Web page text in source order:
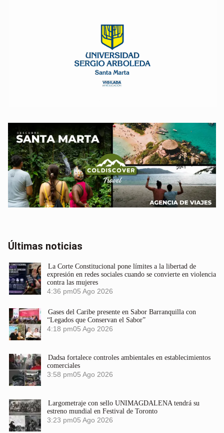
Últimas noticias
La Corte Constitucional pone límites a la libertad de
expresión en redes sociales cuando se convierte en violencia
contra las mujeres
4:36 pm05 Ago 2026
Gases del Caribe presente en Sabor Barranquilla con
“Legados que Conservan el Sabor”
4:18 pm05 Ago 2026
Dadsa fortalece controles ambientales en establecimientos
comerciales
3:58 pm05 Ago 2026
Largometraje con sello UNIMAGDALENA tendrá su
estreno mundial en Festival de Toronto
3:23 pm05 Ago 2026